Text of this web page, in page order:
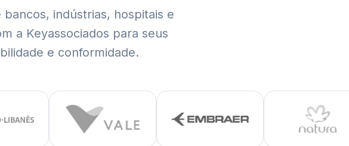
indústrias, hospitais e
a Keyassociados para seus
e conformidade.